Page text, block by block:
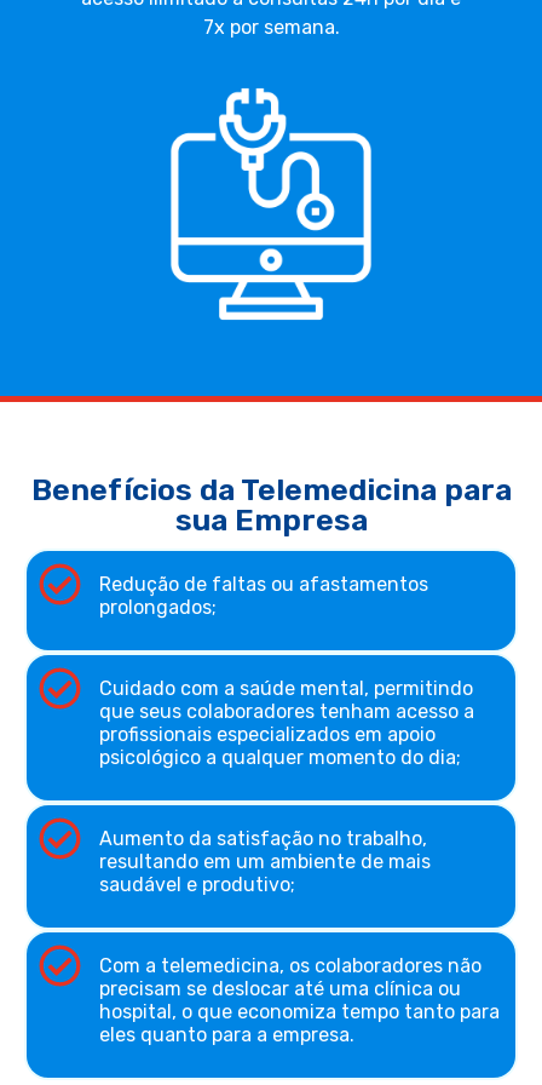
7x por semana.
Benefícios da Telemedicina para
sua Empresa
Redução de faltas ou afastamentos
prolongados;
Cuidado com a saúde mental, permitindo
que seus colaboradores tenham acesso a
profissionais especializados em apoio
psicológico a qualquer momento do dia;
Aumento da satisfação no trabalho,
resultando em um ambiente de mais
saudável e produtivo;
Com a telemedicina, os colaboradores não
precisam se deslocar até uma clínica ou
hospital, o que economiza tempo tanto para
eles quanto para a empresa.